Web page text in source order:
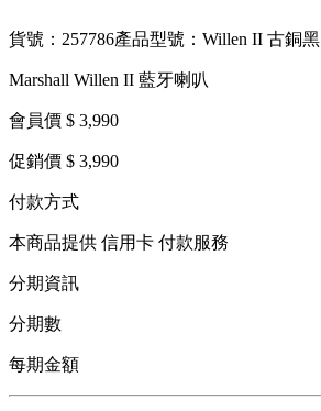
貨號：257786產品型號：Willen II 古銅黑
Marshall Willen II 藍牙喇叭
會員價 $ 3,990
促銷價 $ 3,990
付款方式
本商品提供 信用卡 付款服務
分期資訊
分期數
每期金額